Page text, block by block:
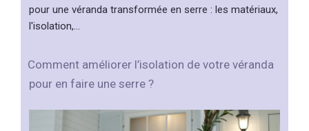
pour une véranda transformée en serre : les matériaux,
l'isolation,…
Comment améliorer l’isolation de votre véranda
pour en faire une serre ?